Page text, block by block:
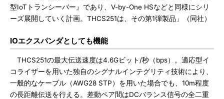
型IoTトランシーバー』であり、V-by-One HSなどと同様にシリ
ーズ展開していく計画。THCS251は、その第1弾製品」（同社）
IOエクスパンダとしても機能
THCS251の最大伝送速度は4.6Gビット/秒（bps）。適応型イ
コライザーを用いた独自のシグナルインテグリティ技術により、
一般的なケーブル（AWG28 STP）を用いた場合でも、10m程度
の長距離伝送を行える。差動ペア間はDCバランス信号の全二重